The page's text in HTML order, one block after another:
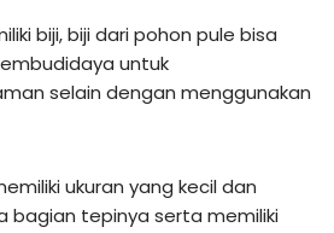
biji, biji dari pohon pule bisa
untuk
selain dengan menggunakan
ukuran yang kecil dan
bagian tepinya serta memiliki